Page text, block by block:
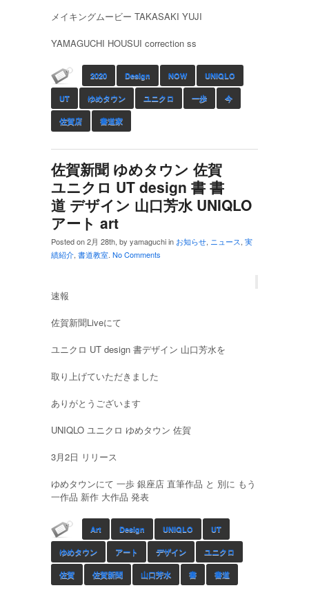
メイキングムービー TAKASAKI YUJI
YAMAGUCHI HOUSUI correction ss
2020 Design NOW UNIQLO
UT ゆめタウン ユニクロ 一歩 今
佐賀店 書道家
佐賀新聞 ゆめタウン 佐賀
ユニクロ UT design 書 書
道 デザイン 山口芳水 UNIQLO
アート art
Posted on 2月 28th, by yamaguchi in お知らせ, ニュース, 実
績紹介, 書道教室. No Comments
速報
佐賀新聞Liveにて
ユニクロ UT design 書デザイン 山口芳水を
取り上げていただきました
ありがとうございます
UNIQLO ユニクロ ゆめタウン 佐賀
3月2日 リリース
ゆめタウンにて 一歩 銀座店 直筆作品 と 別に もう
一作品 新作 大作品 発表
Art Design UNIQLO UT
ゆめタウン アート デザイン ユニクロ
佐賀 佐賀新聞 山口芳水 書 書道